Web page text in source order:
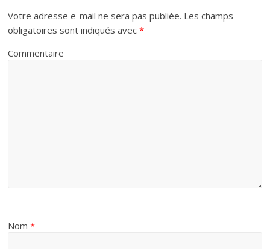
Votre adresse e-mail ne sera pas publiée. Les champs
obligatoires sont indiqués avec*
Commentaire
Nom*